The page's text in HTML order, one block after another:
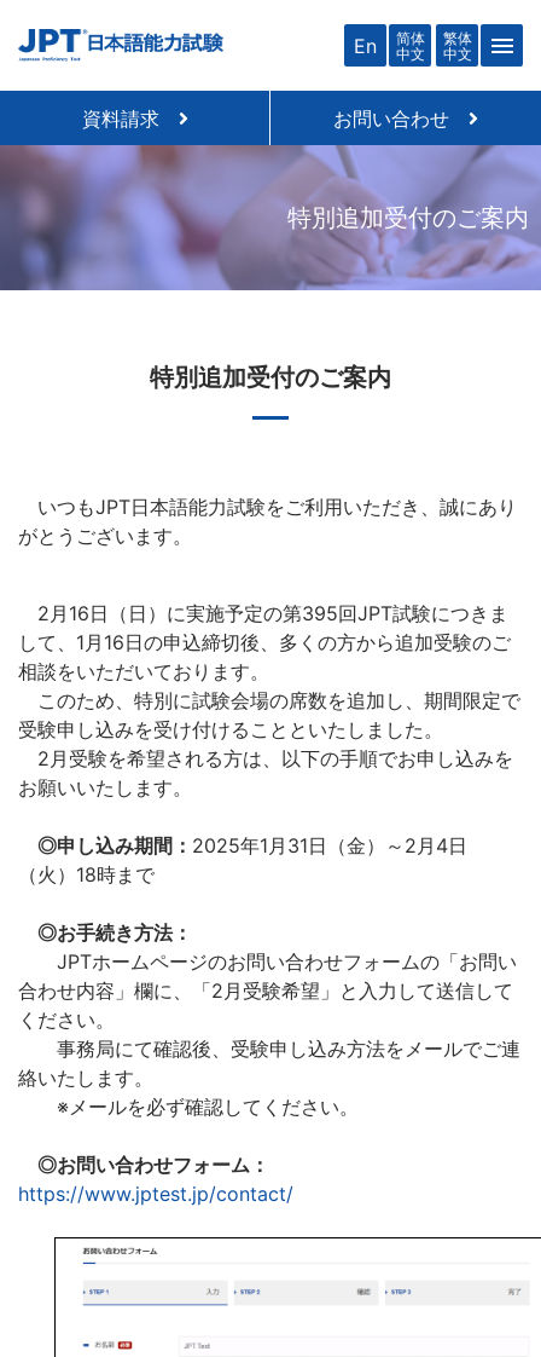
En
简体
中文
繁体
中文
menu
資料請求 お問い合わせ
特別追加受付のご案内
特別追加受付のご案内
いつもJPT日本語能力試験をご利用いただき、誠にあり
がとうございます。
2月16日（日）に実施予定の第395回JPT試験につきま
して、1月16日の申込締切後、多くの方から追加受験のご
相談をいただいております。
このため、特別に試験会場の席数を追加し、期間限定で
受験申し込みを受け付けることといたしました。
2月受験を希望される方は、以下の手順でお申し込みを
お願いいたします。
◎申し込み期間： 2025年1月31日（金）～2月4日
（火）18時まで
◎お手続き方法：
JPTホームページのお問い合わせフォームの「お問い
合わせ内容」欄に、「2月受験希望」と入力して送信して
ください。
事務局にて確認後、受験申し込み方法をメールでご連
絡いたします。
※メールを必ず確認してください。
◎お問い合わせフォーム：
https://www.jptest.jp/contact/